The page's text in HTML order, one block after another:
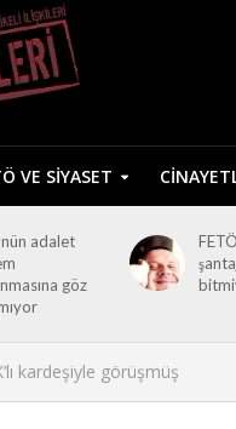
VE SIYASET
adalet
göz
kardeşiyle görüşmüş